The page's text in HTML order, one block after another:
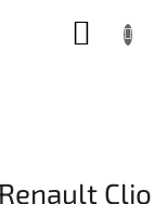
Clio